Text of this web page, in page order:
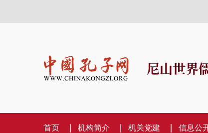
尼山世界
首页 机构简介 机关党建 信息公